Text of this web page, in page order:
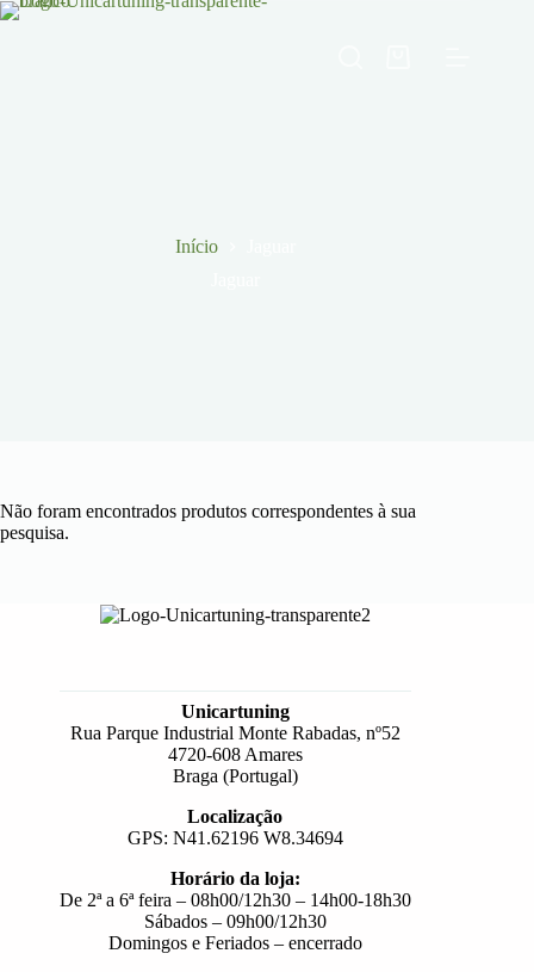
Pular
Início
Não foram encontrados produtos correspondentes à sua
pesquisa.
Unicartuning
Rua Parque Industrial Monte Rabadas, nº52
4720-608 Amares
Braga (Portugal)
Localização
GPS: N41.62196 W8.34694
Horário da loja:
De 2ª a 6ª feira – 08h00/12h30 – 14h00-18h30
Sábados – 09h00/12h30
Domingos e Feriados – encerrado